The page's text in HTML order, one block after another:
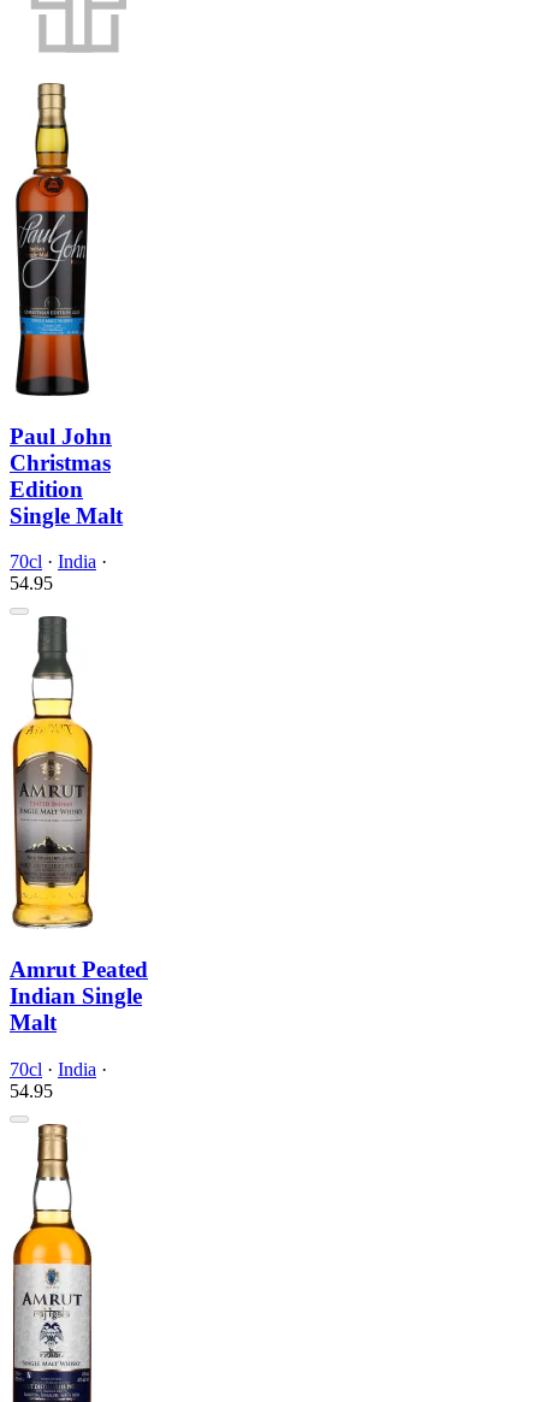
Paul John
Christmas
Edition
Single Malt
70cl · India ·
54.95
Amrut Peated
Indian Single
Malt
70cl · India ·
54.95